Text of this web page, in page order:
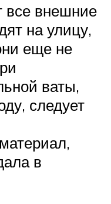
все внешние
на улицу,
еще не
ваты,
следует
в